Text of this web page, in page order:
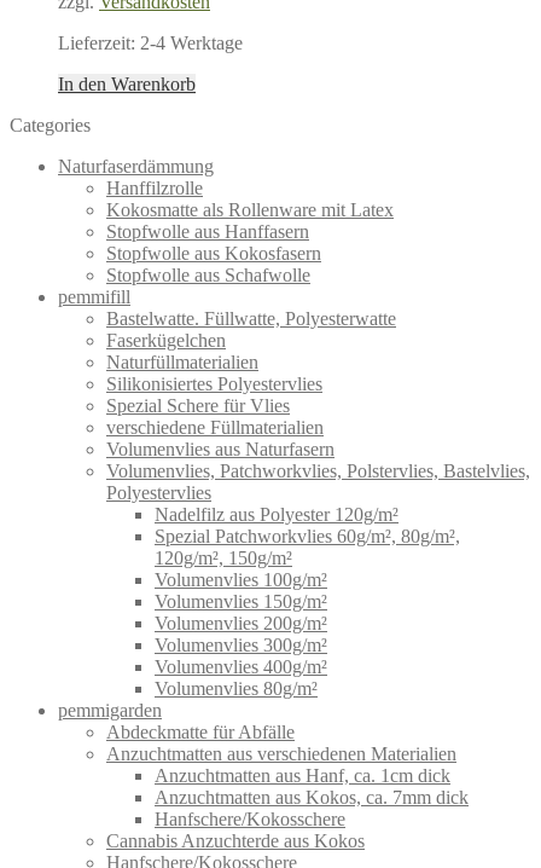
Lieferzeit: 2-4 Werktage
In den Warenkorb
Categories
Naturfaserdämmung
Hanffilzrolle
Kokosmatte als Rollenware mit Latex
Stopfwolle aus Hanffasern
Stopfwolle aus Kokosfasern
Stopfwolle aus Schafwolle
pemmifill
Bastelwatte. Füllwatte, Polyesterwatte
Faserkügelchen
Naturfüllmaterialien
Silikonisiertes Polyestervlies
Spezial Schere für Vlies
verschiedene Füllmaterialien
Volumenvlies aus Naturfasern
Volumenvlies, Patchworkvlies, Polstervlies, Bastelvlies,
Polyestervlies
Nadelfilz aus Polyester 120g/m²
Spezial Patchworkvlies 60g/m², 80g/m²,
120g/m², 150g/m²
Volumenvlies 100g/m²
Volumenvlies 150g/m²
Volumenvlies 200g/m²
Volumenvlies 300g/m²
Volumenvlies 400g/m²
Volumenvlies 80g/m²
pemmigarden
Abdeckmatte für Abfälle
Anzuchtmatten aus verschiedenen Materialien
Anzuchtmatten aus Hanf, ca. 1cm dick
Anzuchtmatten aus Kokos, ca. 7mm dick
Hanfschere/Kokosschere
Cannabis Anzuchterde aus Kokos
Hanfschere/Kokosschere